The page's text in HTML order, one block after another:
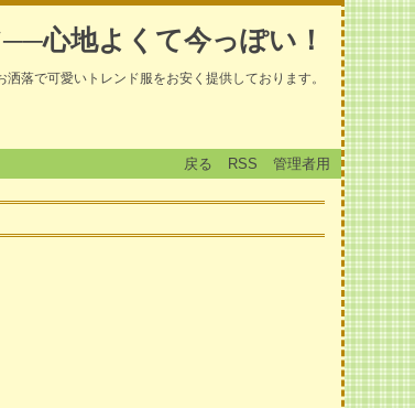
心地よくて今っぽい！
洒落で可愛いトレンド服をお安く提供しております。
戻る RSS 管理者用